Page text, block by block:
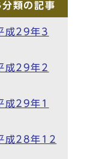
類の記事
成29年3
成29年2
成29年1
成28年12